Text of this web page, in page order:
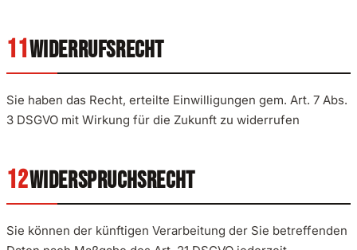
WIDERRUFSRECHT
Sie haben das Recht, erteilte Einwilligungen gem. Art. 7 Abs.
3 DSGVO mit Wirkung für die Zukunft zu widerrufen
WIDERSPRUCHSRECHT
Sie können der künftigen Verarbeitung der Sie betreffenden